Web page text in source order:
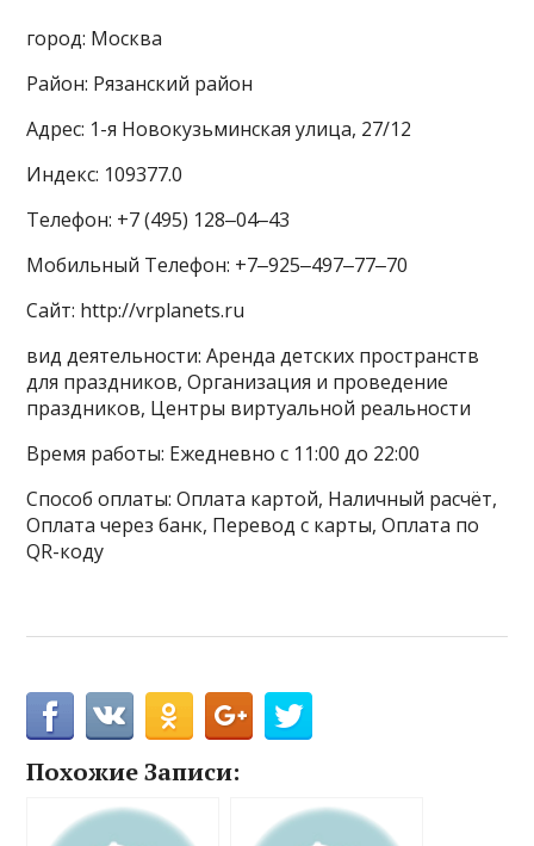
город: Москва
Район: Рязанский район
Адрес: 1-я Новокузьминская улица, 27/12
Индекс: 109377.0
Телефон: +7 (495) 128‒04‒43
Мобильный Телефон: +7‒925‒497‒77‒70
Сайт: http://vrplanets.ru
вид деятельности: Аренда детских пространств
для праздников, Организация и проведение
праздников, Центры виртуальной реальности
Время работы: Ежедневно с 11:00 до 22:00
Способ оплаты: Оплата картой, Наличный расчёт,
Оплата через банк, Перевод с карты, Оплата по
QR-коду
Похожие Записи: